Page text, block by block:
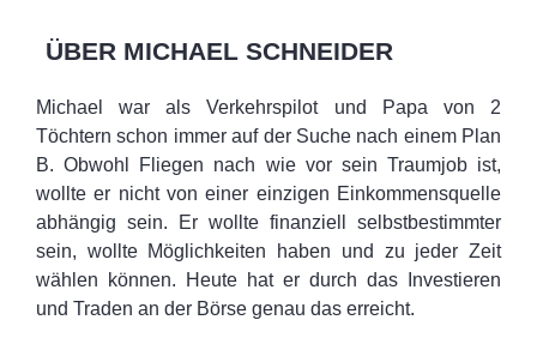
ÜBER MICHAEL SCHNEIDER
Michael war als Verkehrspilot und Papa von 2
Töchtern schon immer auf der Suche nach einem Plan
B. Obwohl Fliegen nach wie vor sein Traumjob ist,
wollte er nicht von einer einzigen Einkommensquelle
abhängig sein. Er wollte finanziell selbstbestimmter
sein, wollte Möglichkeiten haben und zu jeder Zeit
wählen können. Heute hat er durch das Investieren
und Traden an der Börse genau das erreicht.